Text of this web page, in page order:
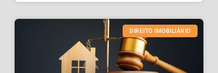
DIREITO IMOBILIÁRIO